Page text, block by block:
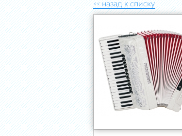
<< назад к списку